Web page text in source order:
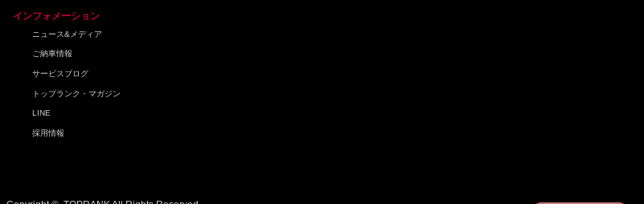
インフォメーション
ニュース&メディア
ご納車情報
サービスブログ
トップランク・マガジン
LINE
採用情報